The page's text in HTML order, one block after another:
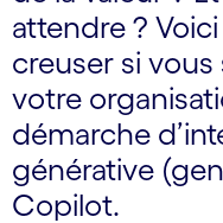
attendre ?
creuser si
votre
démarche
générative
Copilot.